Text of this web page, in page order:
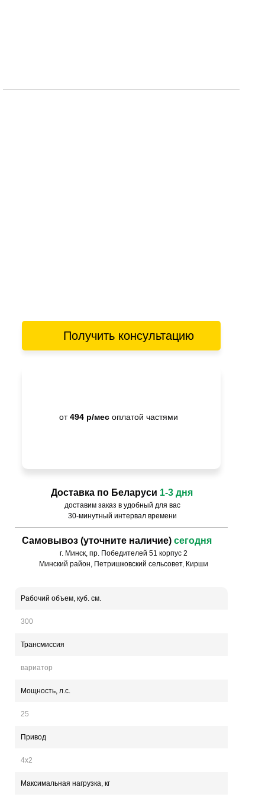
Рабочий объем, куб. см.
300
Трансмиссия
вариатор
Мощность, л.с.
25
Привод
4х2
Максимальная нагрузка, кг
Получить консультацию
от494 р/мес оплатой частями
г. Минск, пр. Победителей 51 корпус 2
Минский район, Петришковский сельсовет, Кирши
Самовывоз (уточните наличие) сегодня
доставим заказ в удобный для вас
30-минутный интервал времени
Доставка по Беларуси 1-3 дня